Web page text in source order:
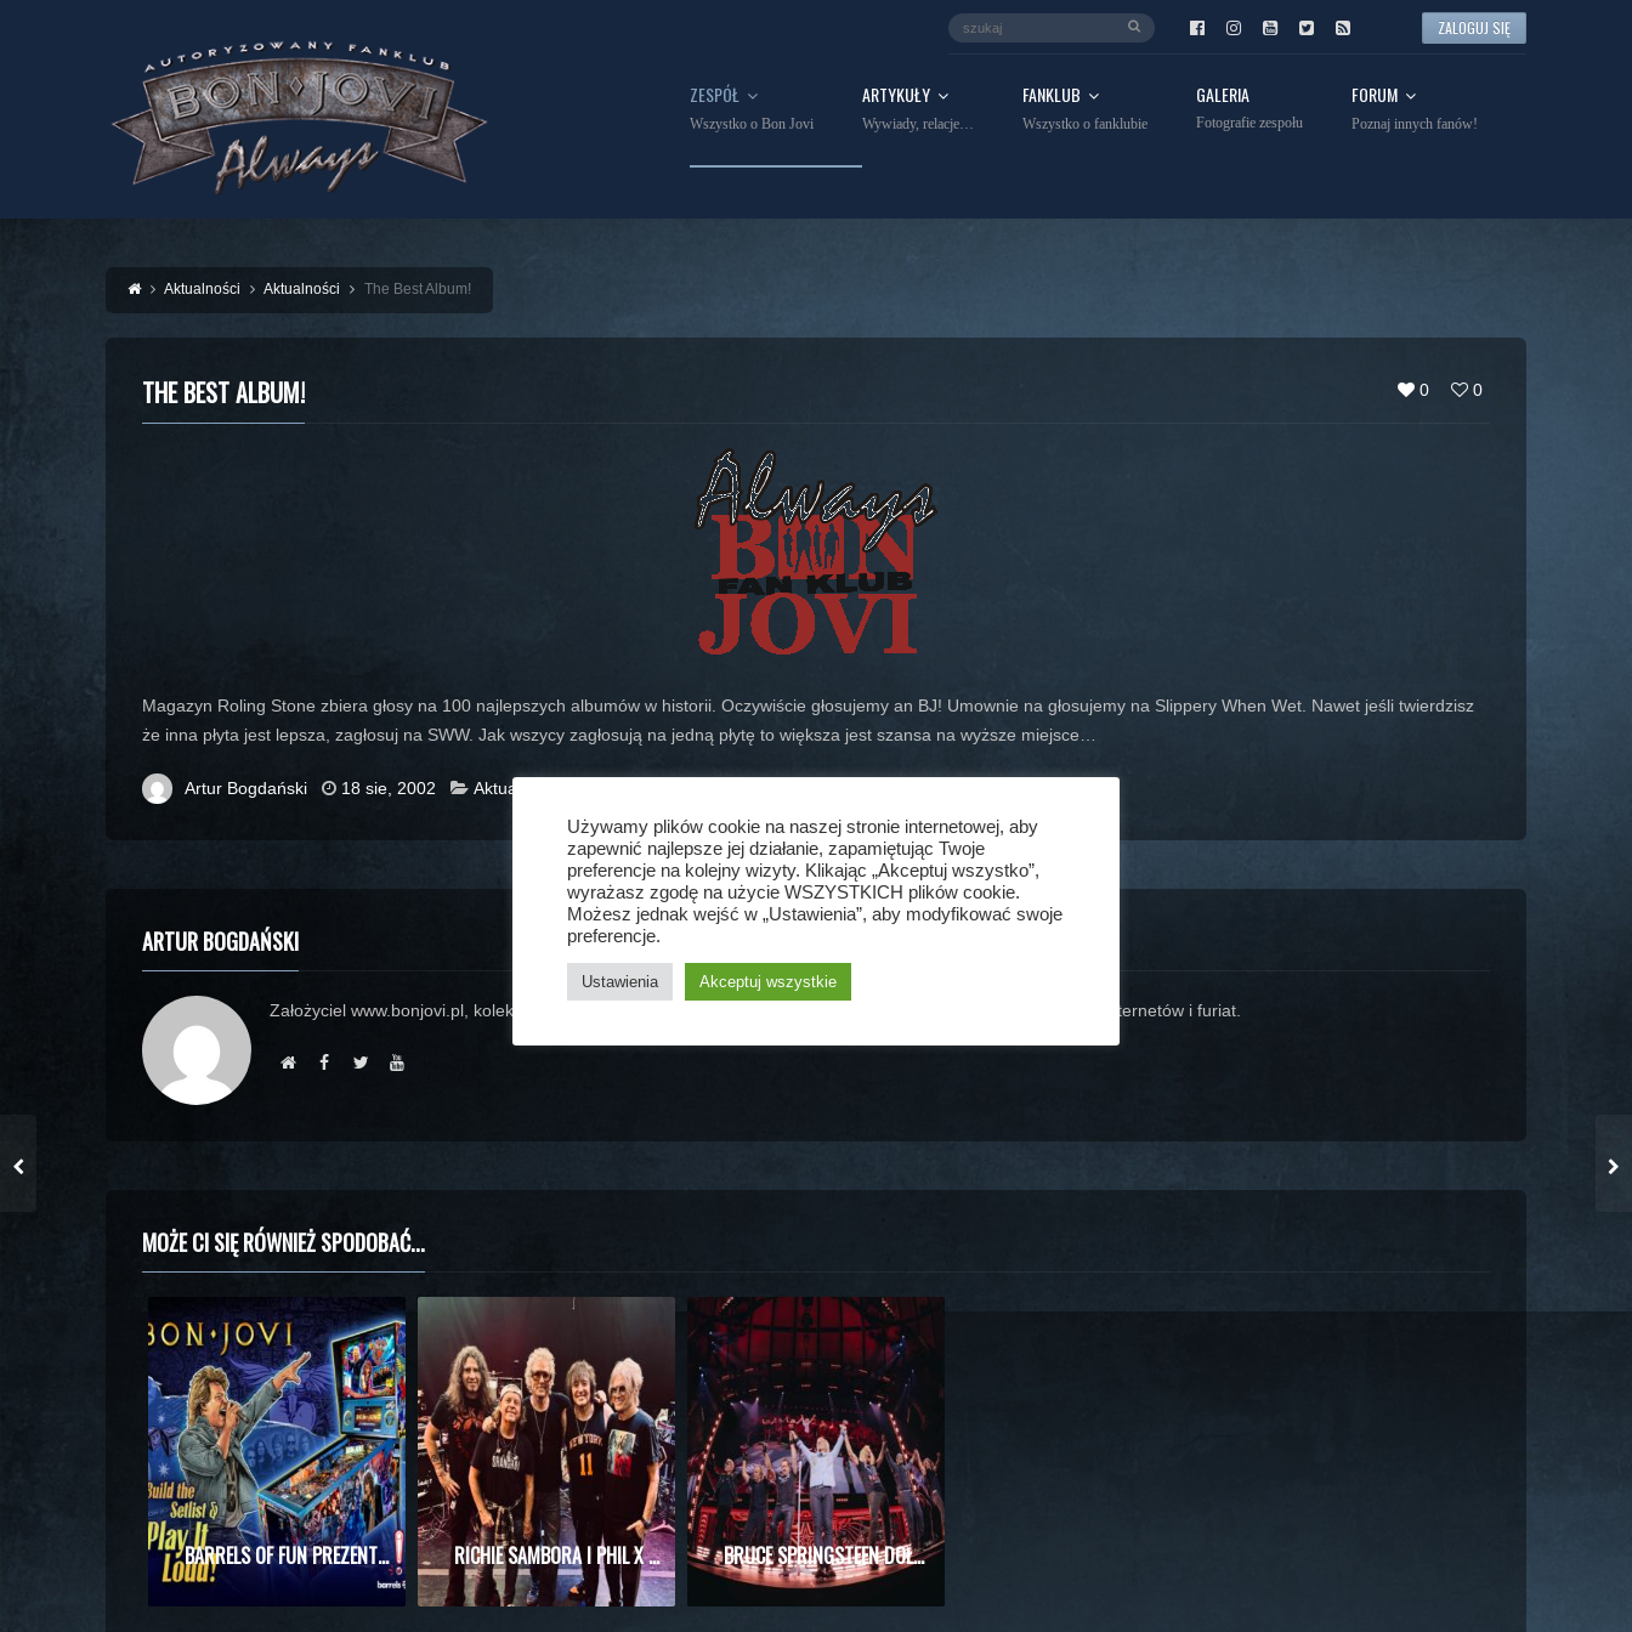
ZALOGUJ SIĘ
ZESPÓŁ
Wszystko o Bon Jovi
ARTYKUŁY
Wywiady, relacje…
FANKLUB
Wszystko o fanklubie
GALERIA
Fotografie zespołu
FORUM
Poznaj innych fanów!
Aktualności Aktualności The Best Album!
0 0
THE BEST ALBUM!
Magazyn Roling Stone zbiera głosy na 100 najlepszych albumów w historii. Oczywiście głosujemy an BJ! Umownie na głosujemy na Slippery When Wet. Nawet jeśli twierdzisz
że inna płyta jest lepsza, zagłosuj na SWW. Jak wszycy zagłosują na jedną płytę to większa jest szansa na wyższe miejsce…
Artur Bogdański 18 sie, 2002 Aktualności
ARTUR BOGDAŃSKI
Założyciel www.bonjovi.pl, kolekcjoner płyt Bon Jovi, przemądrzały erudyta, kochający mąż, miłośnik muzyki, internetów i furiat.
MOŻE CI SIĘ RÓWNIEŻ SPODOBAĆ...
BARRELS OF FUN PREZENTUJE MASZYNĘ DO PINBALLA Z MOTYWAMI BON JOVI RICHIE SAMBORA I PHIL X RAZEM NA SCENIE! WYJĄTKOWE SPOTKANIE PODCZAS KONCERTU KINGS OF CHAOS BRUCE SPRINGSTEEN DOŁĄCZYŁ DO BON JOVI PODCZAS WIELKIEGO FINAŁU REZYDENCJI W NOWYM JORKU!
Używamy plików cookie na naszej stronie internetowej, aby
zapewnić najlepsze jej działanie, zapamiętując Twoje
preferencje na kolejny wizyty. Klikając „Akceptuj wszystko”,
wyrażasz zgodę na użycie WSZYSTKICH plików cookie.
Możesz jednak wejść w „Ustawienia”, aby modyfikować swoje
preferencje.
Ustawienia Akceptuj wszystkie